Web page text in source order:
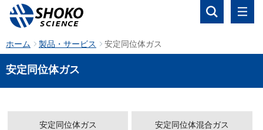
ホーム 製品・サービス 安定同位体ガス
安定同位体ガス
安定同位体ガス 安定同位体混合ガス